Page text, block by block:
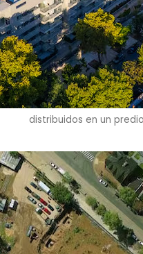
distribuidos en un